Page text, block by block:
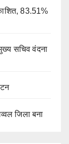
83.51%
सचिव वंदना
जिला बना